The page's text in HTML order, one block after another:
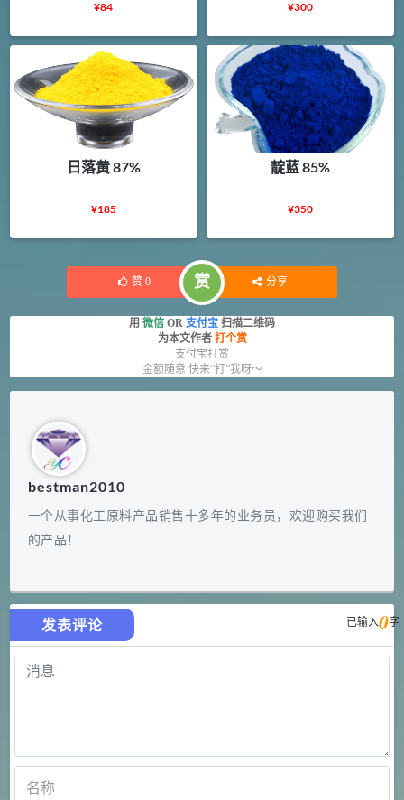
¥84 ¥300
日落黄 87%
¥185
靛蓝 85%
¥350
赞 0 赏 分享
用 微信 OR 支付宝 扫描二维码
为本文作者 打个赏
支付宝打赏
金额随意 快来“打”我呀～
bestman2010
一个从事化工原料产品销售十多年的业务员，欢迎购买我们
的产品！
发表评论 已输入0字